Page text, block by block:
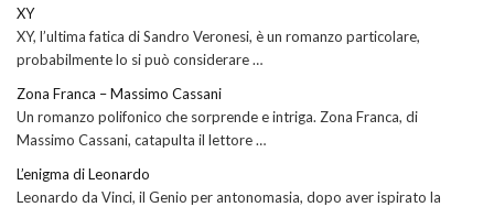
XY
XY, l’ultima fatica di Sandro Veronesi, è un romanzo particolare,
probabilmente lo si può considerare …
Zona Franca – Massimo Cassani
Un romanzo polifonico che sorprende e intriga. Zona Franca, di
Massimo Cassani, catapulta il lettore …
L’enigma di Leonardo
Leonardo da Vinci, il Genio per antonomasia, dopo aver ispirato la